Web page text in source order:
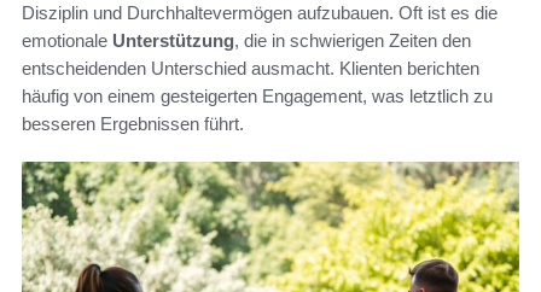
Disziplin und Durchhaltevermögen aufzubauen. Oft ist es die
emotionale Unterstützung, die in schwierigen Zeiten den
entscheidenden Unterschied ausmacht. Klienten berichten
häufig von einem gesteigerten Engagement, was letztlich zu
besseren Ergebnissen führt.